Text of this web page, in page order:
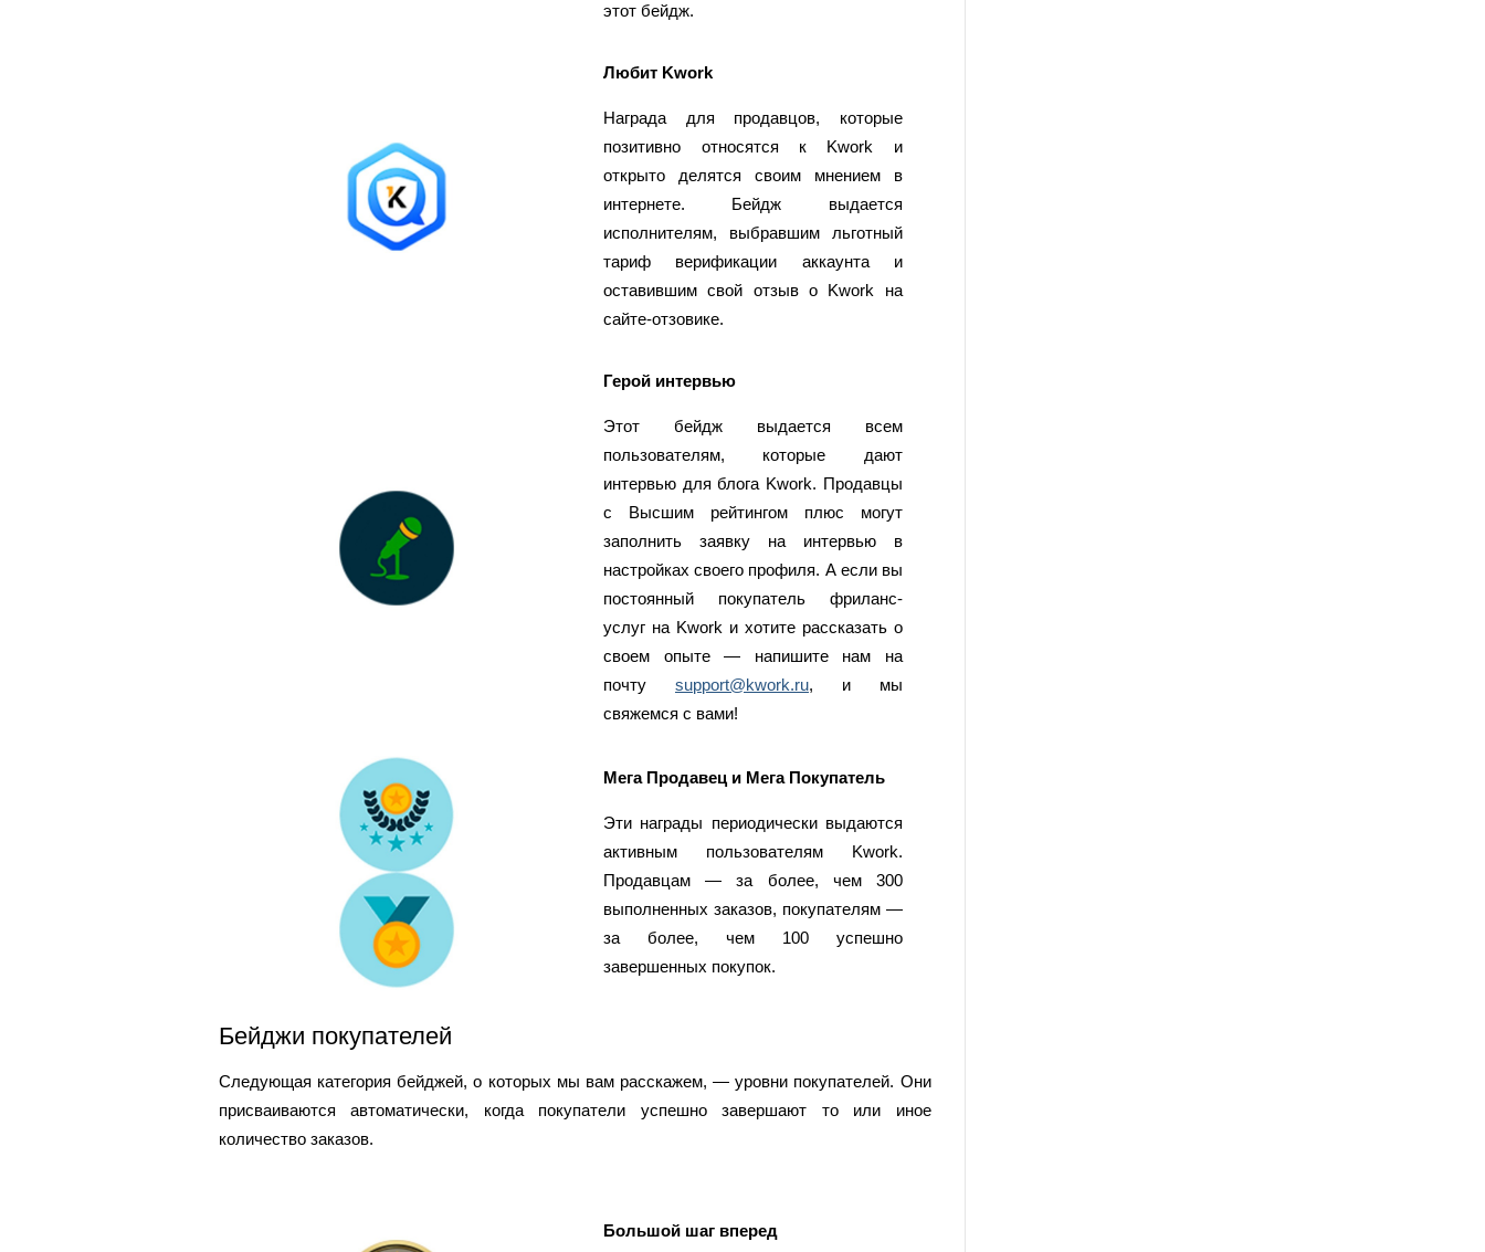
этот бейдж.
Любит Kwork
Награда для продавцов, которые
позитивно относятся к Kwork и
открыто делятся своим мнением в
интернете. Бейдж выдается
исполнителям, выбравшим льготный
тариф верификации аккаунта и
оставившим свой отзыв о Kwork на
сайте-отзовике.
Герой интервью
Этот бейдж выдается всем
пользователям, которые дают
интервью для блога Kwork. Продавцы
с Высшим рейтингом плюс могут
заполнить заявку на интервью в
настройках своего профиля. А если вы
постоянный покупатель фриланс-
услуг на Kwork и хотите рассказать о
своем опыте — напишите нам на
почту support@kwork.ru, и мы
свяжемся с вами!
Мега Продавец и Мега Покупатель
Эти награды периодически выдаются
активным пользователям Kwork.
Продавцам — за более, чем 300
выполненных заказов, покупателям —
за более, чем 100 успешно
завершенных покупок.
Бейджи покупателей
Следующая категория бейджей, о которых мы вам расскажем, — уровни покупателей. Они
присваиваются автоматически, когда покупатели успешно завершают то или иное
количество заказов.
Большой шаг вперед